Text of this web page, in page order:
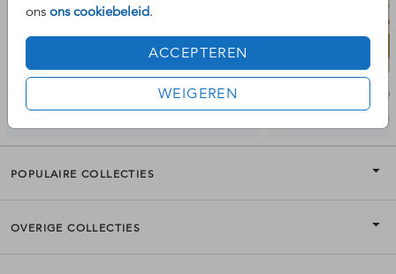
ons ons cookiebeleid.
ACCEPTEREN
WEIGEREN
POPULAIRE COLLECTIES
OVERIGE COLLECTIES